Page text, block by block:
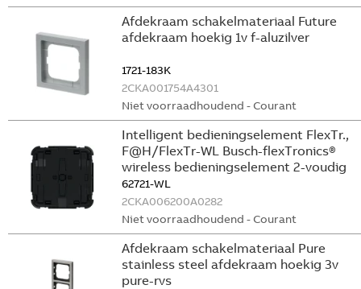
Afdekraam schakelmateriaal Future
afdekraam hoekig 1v f-aluzilver
1721-183K
2CKA001754A4301
Niet voorraadhoudend - Courant
Intelligent bedieningselement FlexTr.,
F@H/FlexTr-WL Busch-flexTronics®
wireless bedieningselement 2-voudig
62721-WL
2CKA006200A0282
Niet voorraadhoudend - Courant
Afdekraam schakelmateriaal Pure
stainless steel afdekraam hoekig 3v
pure-rvs